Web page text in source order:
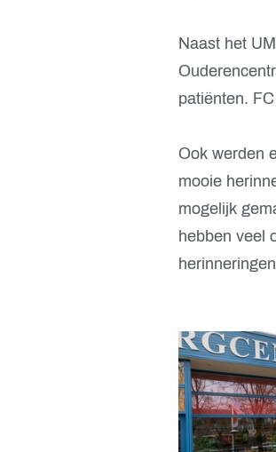
Naast het
patiënten.
Ook werden
mooie
mogelijk
hebben veel